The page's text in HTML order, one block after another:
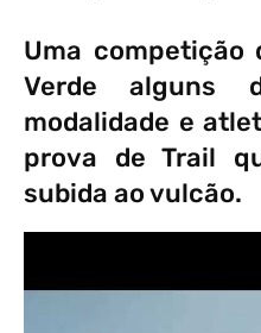
Uma competição
Verde alguns
modalidade e
prova de Trail
subida ao vulcão.